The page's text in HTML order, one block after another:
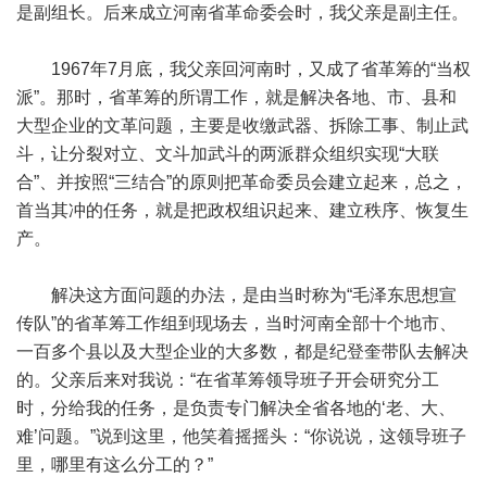
是副组长。后来成立河南省革命委会时，我父亲是副主任。
1967年7月底，我父亲回河南时，又成了省革筹的“当权
派”。那时，省革筹的所谓工作，就是解决各地、市、县和
大型企业的文革问题，主要是收缴武器、拆除工事、制止武
斗，让分裂对立、文斗加武斗的两派群众组织实现“大联
合”、并按照“三结合”的原则把革命委员会建立起来，总之，
首当其冲的任务，就是把政权组识起来、建立秩序、恢复生
产。
解决这方面问题的办法，是由当时称为“毛泽东思想宣
传队”的省革筹工作组到现场去，当时河南全部十个地市、
一百多个县以及大型企业的大多数，都是纪登奎带队去解决
的。父亲后来对我说：“在省革筹领导班子开会研究分工
时，分给我的任务，是负责专门解决全省各地的‘老、大、
难’问题。”说到这里，他笑着摇摇头：“你说说，这领导班子
里，哪里有这么分工的？”